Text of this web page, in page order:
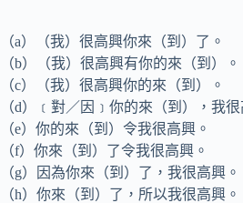
（a）（我）很高興你來（到）了。
（b）（我）很高興有你的來（到）。
（c）（我）很高興你的來（到）。
（d）﹝對／因﹞你的來（到），我很
（e）你的來（到）令我很高興。
（f）你來（到）了令我很高興。
（g）因為你來（到）了，我很高興。
（h）你來（到）了，所以我很高興。